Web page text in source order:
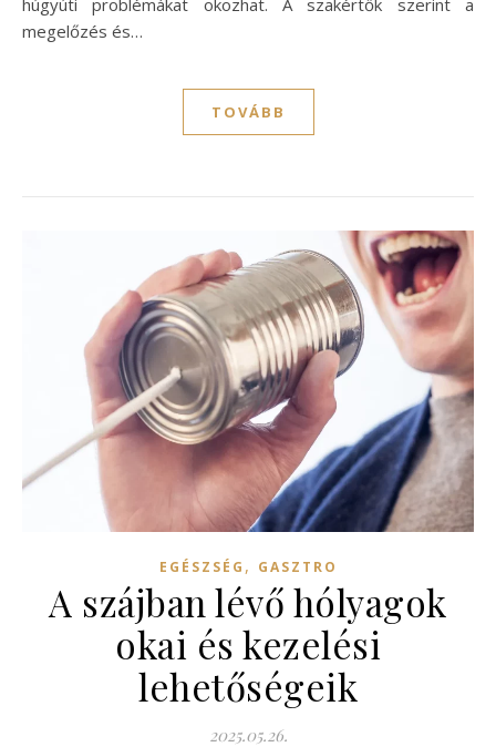
megelőzés és…
TOVÁBB
EGÉSZSÉG , GASZTRO
A szájban lévő hólyagok
okai és kezelési
lehetőségeik
2025.05.26.